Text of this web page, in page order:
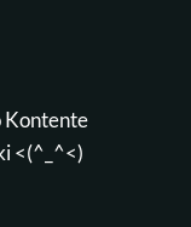
Kontente
<(^_^<)